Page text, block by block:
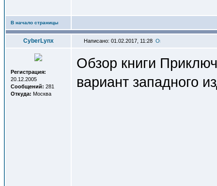
В начало страницы
СyberLynx Написано: 01.02.2017, 11:28
Регистрация:
20.12.2005
Сообщений: 281
Откуда: Москва
Обзор книги
вариант западного